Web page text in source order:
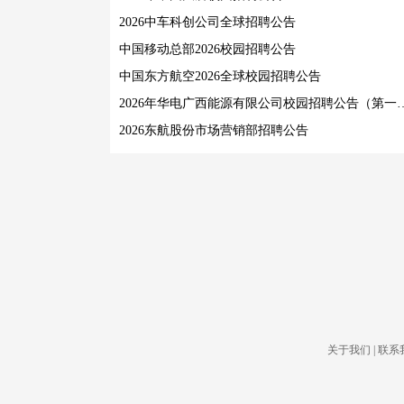
2026中车科创公司全球招聘公告
中国移动总部2026校园招聘公告
中国东方航空2026全球校园招聘公告
2026年华电广西能
2026东航股份市场营销部招聘公告
关于我们 联系